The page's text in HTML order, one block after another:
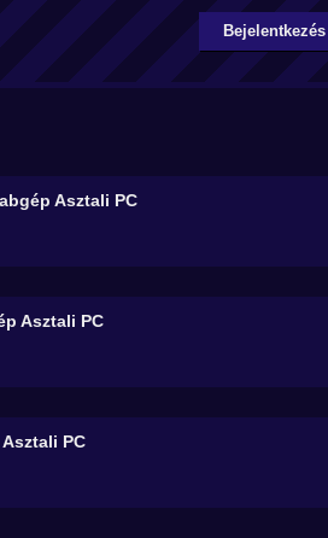
Bejelentkezés
Asztali PC
Asztali PC
Asztali PC